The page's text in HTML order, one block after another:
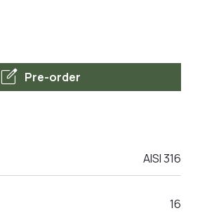
edit_square Pre-order
AISI 316
16